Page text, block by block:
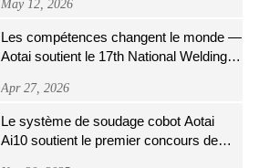
de l'acier
May 12, 2026
Les compétences changent le monde —
Aotai soutient le 17th National Welding
Apr 27, 2026
Le système de soudage cobot Aotai
Ai10 soutient le premier concours de